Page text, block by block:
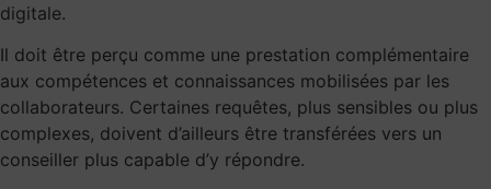
digitale.
Il doit être perçu comme une prestation complémentaire
aux compétences et connaissances mobilisées par les
collaborateurs. Certaines requêtes, plus sensibles ou plus
complexes, doivent d’ailleurs être transférées vers un
conseiller plus capable d’y répondre.